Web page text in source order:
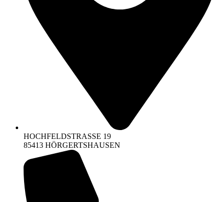
HOCHFELDSTRASSE 19
85413 HÖRGERTSHAUSEN